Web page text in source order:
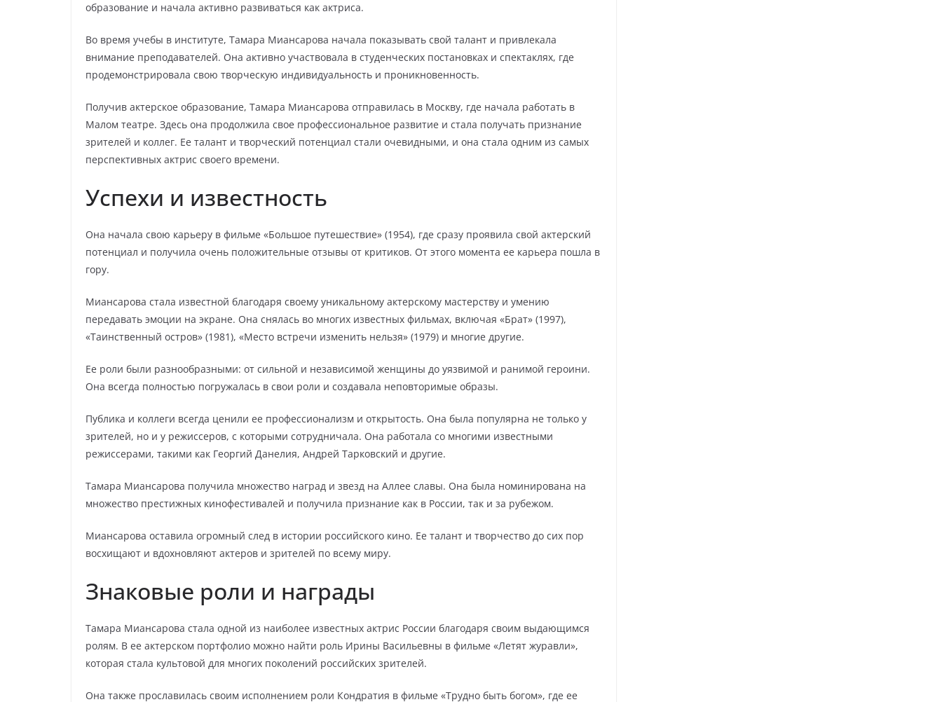
образование и начала активно развиваться как актриса.
Во время учебы в институте, Тамара Миансарова начала показывать свой талант и привлекала
внимание преподавателей. Она активно участвовала в студенческих постановках и спектаклях, где
продемонстрировала свою творческую индивидуальность и проникновенность.
Получив актерское образование, Тамара Миансарова отправилась в Москву, где начала работать в
Малом театре. Здесь она продолжила свое профессиональное развитие и стала получать признание
зрителей и коллег. Ее талант и творческий потенциал стали очевидными, и она стала одним из самых
перспективных актрис своего времени.
Успехи и известность
Она начала свою карьеру в фильме «Большое путешествие» (1954), где сразу проявила свой актерский
потенциал и получила очень положительные отзывы от критиков. От этого момента ее карьера пошла в
гору.
Миансарова стала известной благодаря своему уникальному актерскому мастерству и умению
передавать эмоции на экране. Она снялась во многих известных фильмах, включая «Брат» (1997),
«Таинственный остров» (1981), «Место встречи изменить нельзя» (1979) и многие другие.
Ее роли были разнообразными: от сильной и независимой женщины до уязвимой и ранимой героини.
Она всегда полностью погружалась в свои роли и создавала неповторимые образы.
Публика и коллеги всегда ценили ее профессионализм и открытость. Она была популярна не только у
зрителей, но и у режиссеров, с которыми сотрудничала. Она работала со многими известными
режиссерами, такими как Георгий Данелия, Андрей Тарковский и другие.
Тамара Миансарова получила множество наград и звезд на Аллее славы. Она была номинирована на
множество престижных кинофестивалей и получила признание как в России, так и за рубежом.
Миансарова оставила огромный след в истории российского кино. Ее талант и творчество до сих пор
восхищают и вдохновляют актеров и зрителей по всему миру.
Знаковые роли и награды
Тамара Миансарова стала одной из наиболее известных актрис России благодаря своим выдающимся
ролям. В ее актерском портфолио можно найти роль Ирины Васильевны в фильме «Летят журавли»,
которая стала культовой для многих поколений российских зрителей.
Она также прославилась своим исполнением роли Кондратия в фильме «Трудно быть богом», где ее